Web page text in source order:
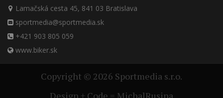
Lamačská cesta 45, 841 03 Bratislava
sportmedia@sportmedia.sk
+421 903 805 059
www.biker.sk
Copyright © 2026 Sportmedia s.r.o.